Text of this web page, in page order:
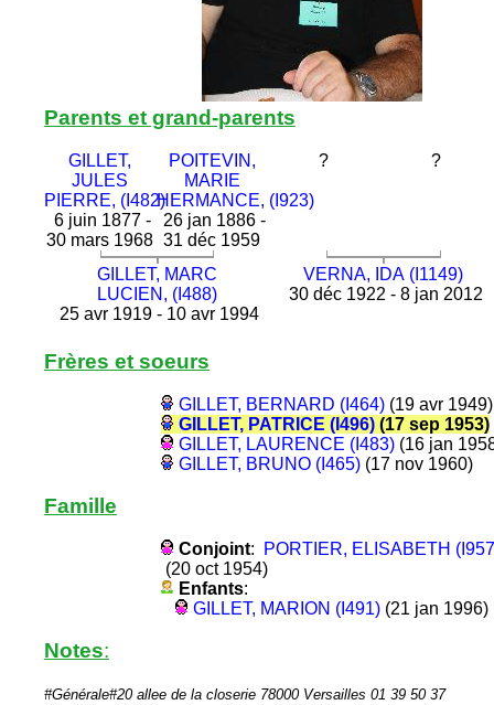
Parents et grand-parents
GILLET,
JULES
PIERRE, (I482)
6 juin 1877 -
30 mars 1968
POITEVIN,
MARIE
HERMANCE, (I923)
26 jan 1886 -
31 déc 1959
? ?
GILLET, MARC
LUCIEN, (I488)
25 avr 1919 - 10 avr 1994
VERNA, IDA (I1149)
30 déc 1922 - 8 jan 2012
Frères et soeurs
GILLET, BERNARD (I464)(19 avr 1949)
GILLET, PATRICE (I496)(17 sep 1953)
GILLET, LAURENCE (I483)(16 jan
GILLET, BRUNO (I465)(17 nov 1960)
Famille
Conjoint:
PORTIER, ELISABETH
(20 oct 1954)
Enfants:
GILLET, MARION (I491)(21 jan 1996)
Notes:
#Générale#20 allee de la closerie 78000 Versailles 01 39 50 37